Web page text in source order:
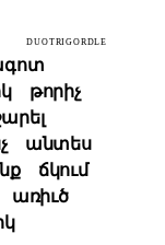
DUOTRIGORDLE
թորիչ
անտես
ճկում
առիւծ